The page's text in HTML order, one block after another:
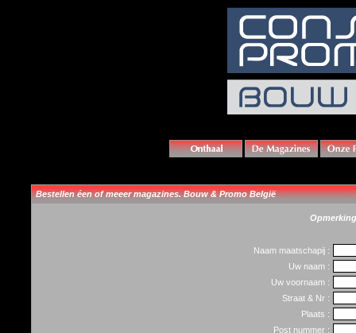
Bestellen éen of meeer magazines. Bouw & Promo België
Naam maatschapij :
Uw naam :
Uw voornaam :
Straat & Nr :
Plaats :
Post nummer :